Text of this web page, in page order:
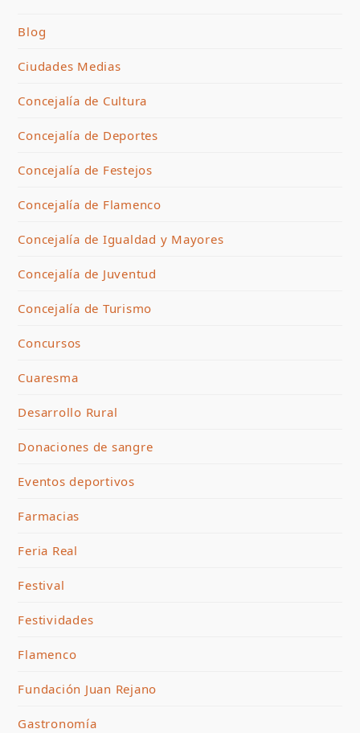
Blog
Ciudades Medias
Concejalía de Cultura
Concejalía de Deportes
Concejalía de Festejos
Concejalía de Flamenco
Concejalía de Igualdad y Mayores
Concejalía de Juventud
Concejalía de Turismo
Concursos
Cuaresma
Desarrollo Rural
Donaciones de sangre
Eventos deportivos
Farmacias
Feria Real
Festival
Festividades
Flamenco
Fundación Juan Rejano
Gastronomía